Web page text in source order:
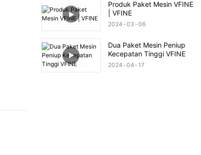
Produk Paket Mesin VFINE
| VFINE
2024 03 06
Dua Paket Mesin Peniup
Kecepatan Tinggi VFINE
2024 04 17